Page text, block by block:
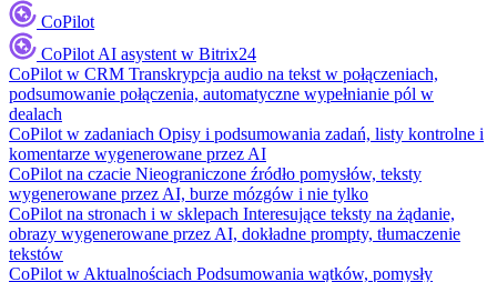
CoPilot
CoPilot AI asystent w Bitrix24
CoPilot w CRM Transkrypcja audio na tekst w połączeniach,
podsumowanie połączenia, automatyczne wypełnianie pól w
dealach
CoPilot w zadaniach Opisy i podsumowania zadań, listy kontrolne i
komentarze wygenerowane przez AI
CoPilot na czacie Nieograniczone źródło pomysłów, teksty
wygenerowane przez AI, burze mózgów i nie tylko
CoPilot na stronach i w sklepach Interesujące teksty na żądanie,
obrazy wygenerowane przez AI, dokładne prompty, tłumaczenie
tekstów
CoPilot w Aktualnościach Podsumowania wątków, pomysły